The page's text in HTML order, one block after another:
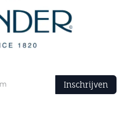
Inschrijven